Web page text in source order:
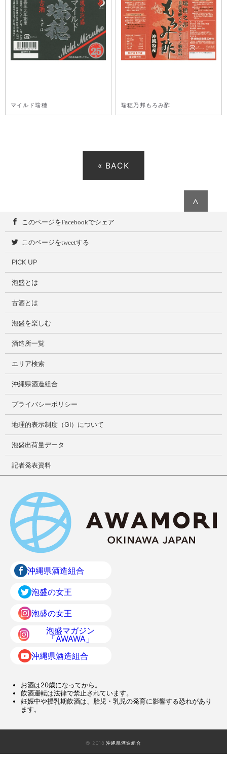
マイルド瑞穂 瑞穂乃邦もろみ酢
« BACK
∧
このページをFacebookでシェア
このページをtweetする
PICK UP
泡盛とは
古酒とは
泡盛を楽しむ
酒造所一覧
エリア検索
沖縄県酒造組合
プライバシーポリシー
地理的表示制度（GI）について
泡盛出荷量データ
記者発表資料
沖縄県酒造組合
泡盛の女王
泡盛の女王
泡盛マガジン
「AWAWA」
沖縄県酒造組合
お酒は20歳になってから。
飲酒運転は法律で禁止されています。
妊娠中や授乳期飲酒は、胎児・乳児の発育に影響する恐れがあり
ます。
© 2018 沖縄県酒造組合